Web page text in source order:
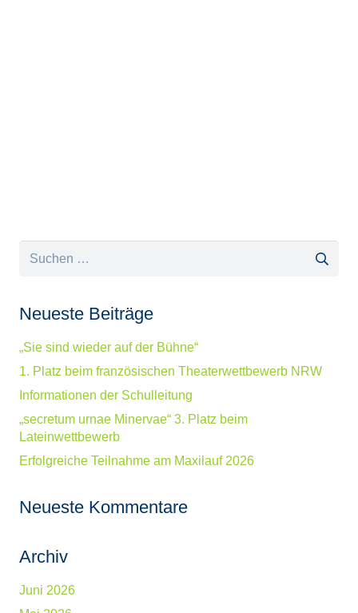
Neueste Beiträge
„Sie sind wieder auf der Bühne“
1. Platz beim französischen Theaterwettbewerb NRW
Informationen der Schulleitung
„secretum urnae Minervae“ 3. Platz beim
Lateinwettbewerb
Erfolgreiche Teilnahme am Maxilauf 2026
Neueste Kommentare
Archiv
Juni 2026